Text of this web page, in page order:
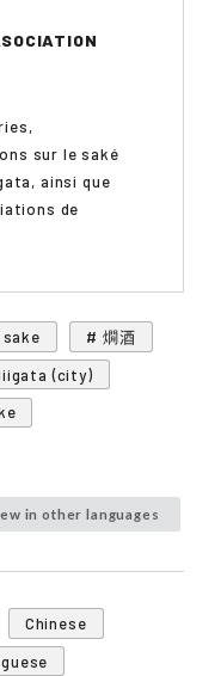
sur le saké
ainsi que
de
# 燗酒
(city)
in other languages
Chinese